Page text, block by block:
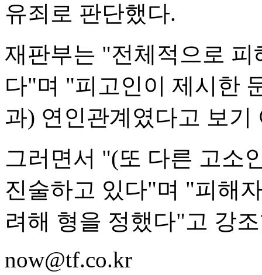
유죄로 판단했다.
재판부는 "전체적으로
다"며 "피고인이 제시한
과) 연인관계였다고 보
그러면서 "(또 다른 고소
진술하고 있다"며 "피해
려해 형을 정했다"고 강
now@tf.co.kr